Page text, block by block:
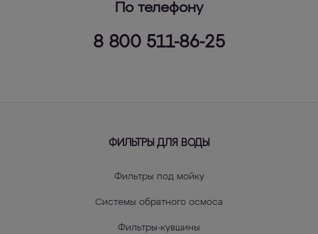
По телефону
8 800 511-86-25
ФИЛЬТРЫ ДЛЯ ВОДЫ
Фильтры под мойку
Системы обратного осмоса
Фильтры-кувшины